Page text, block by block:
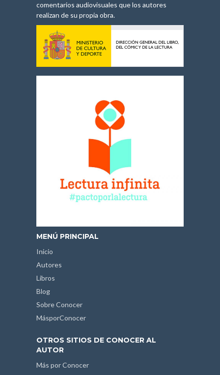
comentarios audiovisuales que los autores
realizan de su propia obra.
MENÚ PRINCIPAL
Inicio
Autores
Libros
Blog
Sobre Conocer
MásporConocer
OTROS SITIOS DE CONOCER AL
AUTOR
Más por Conocer